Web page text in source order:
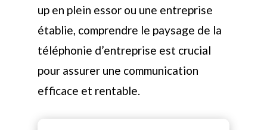
up en plein essor ou une entreprise
établie, comprendre le paysage de la
téléphonie d’entreprise est crucial
pour assurer une communication
efficace et rentable.